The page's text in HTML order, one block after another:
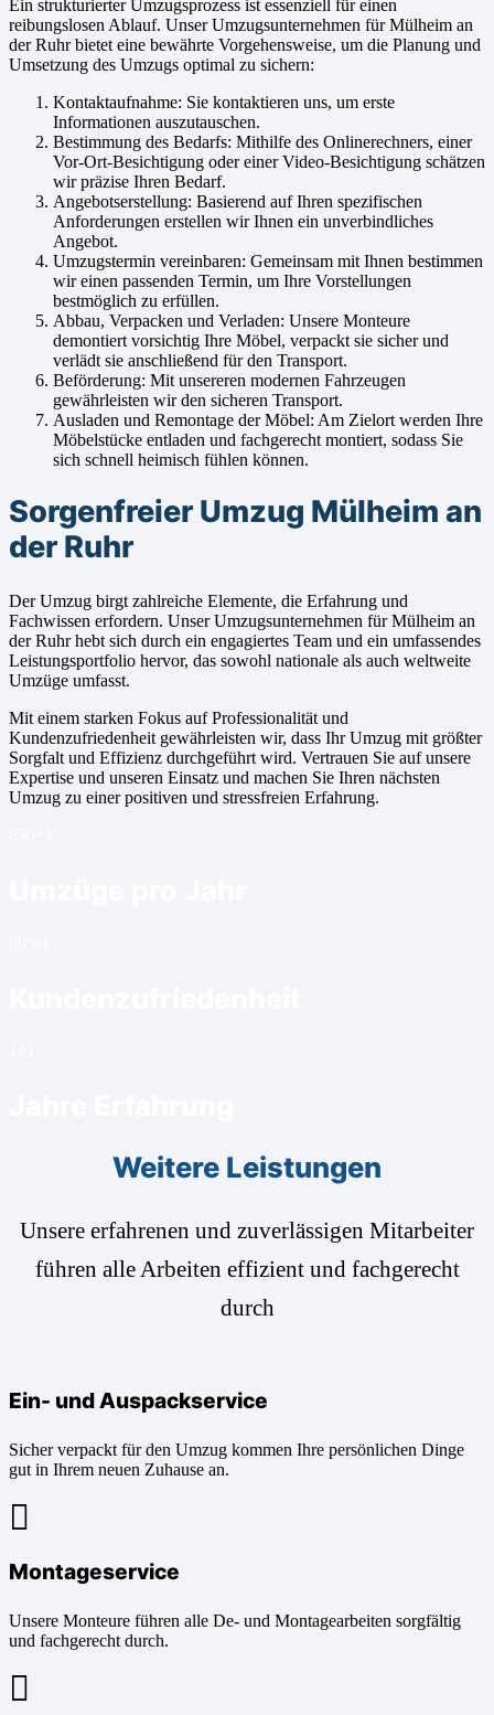
Ein strukturierter Umzugsprozess ist essenziell für einen
reibungslosen Ablauf. Unser Umzugsunternehmen für Mülheim an
der Ruhr bietet eine bewährte Vorgehensweise, um die Planung und
Umsetzung des Umzugs optimal zu sichern:
Kontaktaufnahme: Sie kontaktieren uns, um erste
Informationen auszutauschen.
Bestimmung des Bedarfs: Mithilfe des Onlinerechners, einer
Vor-Ort-Besichtigung oder einer Video-Besichtigung schätzen
wir präzise Ihren Bedarf.
Angebotserstellung: Basierend auf Ihren spezifischen
Anforderungen erstellen wir Ihnen ein unverbindliches
Angebot.
Umzugstermin vereinbaren: Gemeinsam mit Ihnen bestimmen
wir einen passenden Termin, um Ihre Vorstellungen
bestmöglich zu erfüllen.
Abbau, Verpacken und Verladen: Unsere Monteure
demontiert vorsichtig Ihre Möbel, verpackt sie sicher und
verlädt sie anschließend für den Transport.
Beförderung: Mit unsereren modernen Fahrzeugen
gewährleisten wir den sicheren Transport.
Ausladen und Remontage der Möbel: Am Zielort werden Ihre
Möbelstücke entladen und fachgerecht montiert, sodass Sie
sich schnell heimisch fühlen können.
Sorgenfreier Umzug Mülheim an
der Ruhr
Der Umzug birgt zahlreiche Elemente, die Erfahrung und
Fachwissen erfordern. Unser Umzugsunternehmen für Mülheim an
der Ruhr hebt sich durch ein engagiertes Team und ein umfassendes
Leistungsportfolio hervor, das sowohl nationale als auch weltweite
Umzüge umfasst.
Mit einem starken Fokus auf Professionalität und
Kundenzufriedenheit gewährleisten wir, dass Ihr Umzug mit größter
Sorgfalt und Effizienz durchgeführt wird. Vertrauen Sie auf unsere
Expertise und unseren Einsatz und machen Sie Ihren nächsten
Umzug zu einer positiven und stressfreien Erfahrung.
Weitere Leistungen
Unsere erfahrenen und zuverlässigen Mitarbeiter
führen alle Arbeiten effizient und fachgerecht
durch
Ein- und Auspackservice
Sicher verpackt für den Umzug kommen Ihre persönlichen Dinge
gut in Ihrem neuen Zuhause an.
Montageservice
Unsere Monteure führen alle De- und Montagearbeiten sorgfältig
und fachgerecht durch.